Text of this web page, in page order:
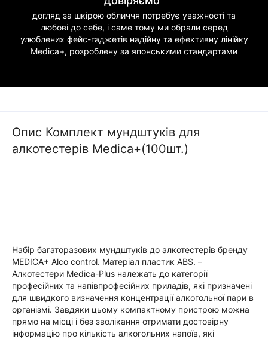
догляд за шкірою обличчя потребує уважності та
любові до себе, і саме тому ми обрали серед
улюблених фейс-гаджетів надійну та ефективну лінійку
Medica+, розроблену за японськими стандартами
Опис Комплект мундштуків для
алкотестерів Medica+(100шт.)
Набір багаторазових мундштуків до алкотестерів бренду
MEDICA+ Alco control. Матеріал пластик ABS. –
Алкотестери Medica-Plus належать до категорії
професійних та напівпрофесійних приладів, які призначені
для швидкого визначення концентрації алкогольної пари в
організмі. Завдяки цьому компактному пристрою можна
прямо на місці і без зволікання отримати достовірну
інформацію про кількість алкогольних напоїв, які